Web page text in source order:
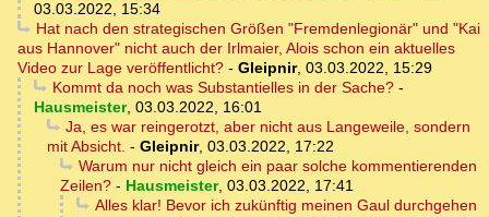
03.03.2022, 15:34
Hat nach den strategischen Größen "Fremdenlegionär" und "Kai
aus Hannover" nicht auch der Irlmaier, Alois schon ein aktuelles
Video zur Lage veröffentlicht? - Gleipnir, 03.03.2022, 15:29
Kommt da noch was Substantielles in der Sache?-
Hausmeister, 03.03.2022, 16:01
Ja, es war reingerotzt, aber nicht aus Langeweile, sondern
mit Absicht. - Gleipnir, 03.03.2022, 17:22
Warum nur nicht gleich ein paar solche kommentierenden
Zeilen? - Hausmeister, 03.03.2022, 17:41
Alles klar! Bevor ich zukünftig meinen Gaul durchgehen